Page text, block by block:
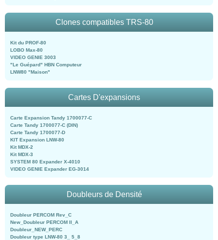
Clones compatibles TRS-80
Kit du PROF-80
LOBO Max-80
VIDEO GENIE 3003
"Le Guépard" HBN Computeur
LNW80 "Maison"
Cartes D'expansions
Carte Expansion Tandy 1700077-C
Carte Tandy 1700077-C (DIN)
Carte Tandy 1700077-D
KIT Expansion LNW-80
Kit MDX-2
Kit MDX-3
SYSTEM 80 Expander X-4010
VIDEO GENIE Expander EG-3014
Doubleurs de Densité
Doubleur PERCOM Rev_C
New_Doubleur PERCOM II_A
Doubleur_NEW_PERC
Doubleur type LNW-80 3_ 5_8